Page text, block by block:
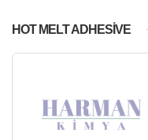
HOT MELT ADHESIVE